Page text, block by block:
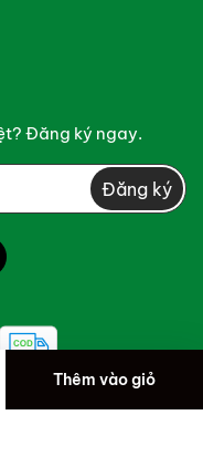
Đăng ký ngay.
Đăng ký
Thêm vào giỏ